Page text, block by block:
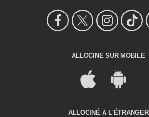
ALLOCINÉ SUR MOBILE
ALLOCINÉ À L'ÉTRANGER